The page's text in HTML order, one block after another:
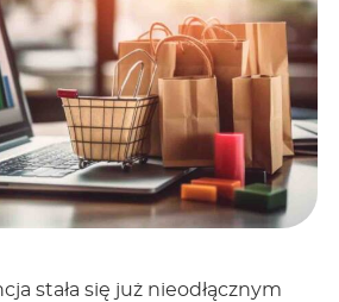
stała się już nieodłącznym